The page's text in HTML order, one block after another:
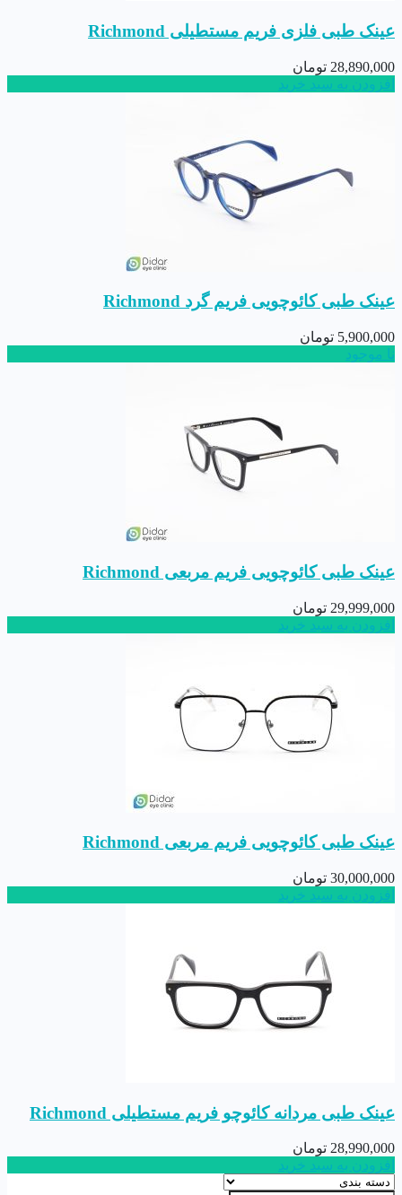
عینک طبی فلزی فریم مستطیلی Richmond
28,890,000 تومان
افزودن به سبد خرید
عینک طبی کائوچویی فریم گرد Richmond
5,900,000 تومان
نا موجود
عینک طبی کائوچویی فریم مربعی Richmond
29,999,000 تومان
افزودن به سبد خرید
عینک طبی کائوچویی فریم مربعی Richmond
30,000,000 تومان
افزودن به سبد خرید
عینک طبی مردانه کائوچو فریم مستطیلی Richmond
28,990,000 تومان
افزودن به سبد خرید